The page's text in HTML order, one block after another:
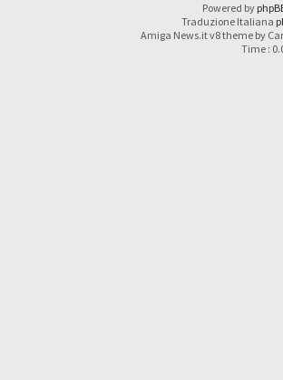
Powered by
Traduzione Italiana
Amiga News.it v8 theme by
Time :